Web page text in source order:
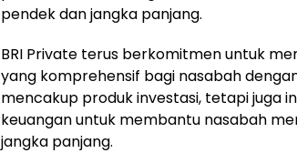
pendek dan jangka panjang.
BRI Private terus berkomitmen untuk
yang komprehensif bagi nasabah
mencakup produk investasi, tetapi juga
keuangan untuk membantu nasabah
jangka panjang.